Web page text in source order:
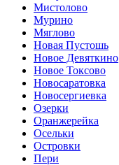
Мистолово
Мурино
Мяглово
Новая Пустошь
Новое Девяткино
Новое Токсово
Новосаратовка
Новосергиевка
Озерки
Оранжерейка
Осельки
Островки
Пери